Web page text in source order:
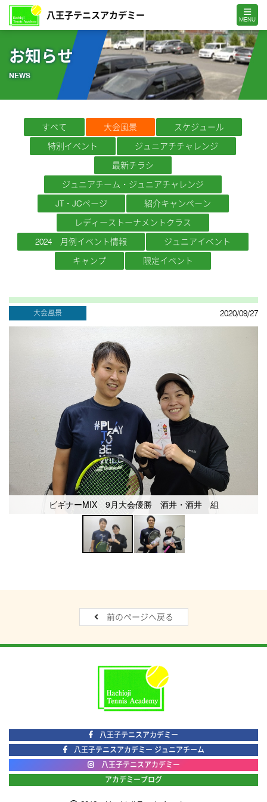
MENU
お知らせ
NEWS
すべて 大会風景
スケジュール
特別イベント
ジュニアチチャレンジ
最新チラシ
ジュニアチーム・ジュニアチャレンジ
JT・JCページ
紹介キャンペーン
レディーストーナメントクラス
2024 月例イベント情報
ジュニアイベント
キャンプ
限定イベント
大会風景 2020/09/27
ビギナーMIX 9月大会優勝 酒井・酒井 組
前のページへ戻る
八王子テニスアカデミー
八王子テニスアカデミー ジュニアチーム
八王子テニスアカデミー
アカデミーブログ